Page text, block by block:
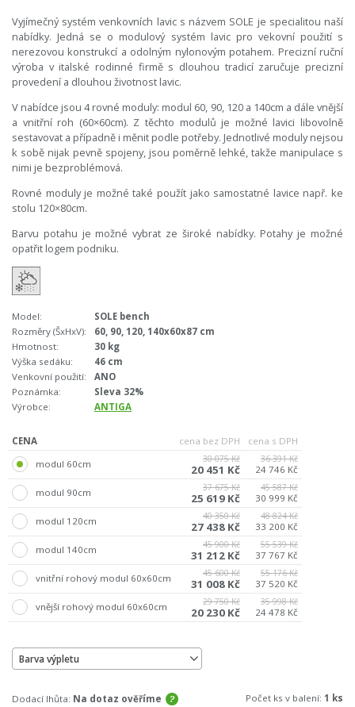
Vyjímečný systém venkovních lavic s názvem SOLE je specialitou naší
nabídky. Jedná se o modulový systém lavic pro vekovní použití s
nerezovou konstrukcí a odolným nylonovým potahem. Precizní ruční
výroba v italské rodinné firmě s dlouhou tradicí zaručuje precizní
provedení a dlouhou životnost lavic.
V nabídce jsou 4 rovné moduly: modul 60, 90, 120 a 140cm a dále vnější
a vnitřní roh (60×60cm). Z těchto modulů je možné lavici libovolně
sestavovat a případně i měnit podle potřeby. Jednotlivé moduly nejsou
k sobě nijak pevně spojeny, jsou poměrně lehké, takže manipulace s
nimi je bezproblémová.
Rovné moduly je možné také použít jako samostatné lavice např. ke
stolu 120×80cm.
Barvu potahu je možné vybrat ze široké nabídky. Potahy je možné
opatřit logem podniku.
Model:
SOLE bench
Rozměry (ŠxHxV):
60, 90, 120, 140x60x87 cm
Hmotnost:
30 kg
Výška sedáku:
46 cm
Venkovní použití:
ANO
Poznámka:
Sleva 32%
Výrobce:
ANTIGA
CENA cena bez DPH
cena s DPH
modul 60cm
30 075 Kč
20 451 Kč
36 391 Kč
24 746 Kč
modul 90cm
37 675 Kč
25 619 Kč
45 587 Kč
30 999 Kč
modul 120cm
40 350 Kč
27 438 Kč
48 824 Kč
33 200 Kč
modul 140cm
45 900 Kč
31 212 Kč
55 539 Kč
37 767 Kč
vnitřní rohový modul 60x60cm
45 600 Kč
31 008 Kč
55 176 Kč
37 520 Kč
vnější rohový modul 60x60cm
29 750 Kč
20 230 Kč
35 998 Kč
24 478 Kč
Barva výpletu
Dodací lhůta: Na dotaz ověříme Počet ks v balení: 1 ks